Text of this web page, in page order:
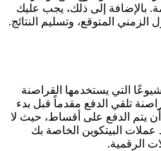
بالإضافة إلى ذلك، يجب عليك
المتوقع، وتسليم النتائج.
التي يستخدمها القراصنة
تلقي الدفع مقدماً قبل بدء
يتم الدفع على أقساط، حيث لا
عملات البيتكوين الخاصة بك
الرقمية.